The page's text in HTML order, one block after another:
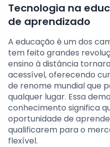
Tecnologia na
de aprendizado
A educação é um dos
tem feito grandes
ensino à distância
acessível, oferecendo
de renome mundial que
qualquer lugar. Essa
conhecimento significa
oportunidade de
qualificarem para o
flexível.